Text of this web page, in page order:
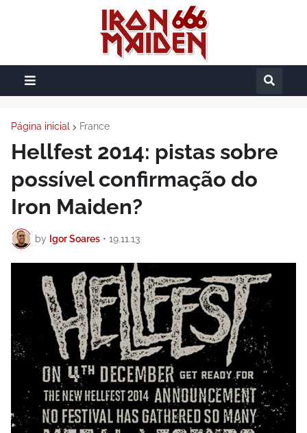
Página inicial France
Hellfest 2014: pistas sobre
possível confirmação do
Iron Maiden?
by Igor Soares • 19.11.13